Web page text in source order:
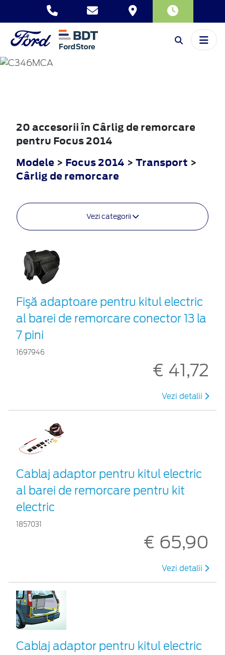
FOCUS
20 accesorii în Cârlig de remorcare
pentru Focus 2014
Modele > Focus 2014 > Transport >
Cârlig de remorcare
Vezi categorii
Fişă adaptoare pentru kitul electric
al barei de remorcare conector 13 la
7 pini
1697946
€ 41,72
Vezi detalii
Cablaj adaptor pentru kitul electric
al barei de remorcare pentru kit
electric
1857031
€ 65,90
Vezi detalii
Cablaj adaptor pentru kitul electric